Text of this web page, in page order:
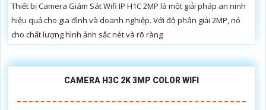
Thiết bị Camera Giám Sát Wifi IP H1C 2MP là một giải pháp an ninh
hiệu quả cho gia đình và doanh nghiệp. Với độ phân giải 2MP, nó
cho chất lượng hình ảnh sắc nét và rõ ràng
CAMERA H3C 2K 3MP COLOR WIFI